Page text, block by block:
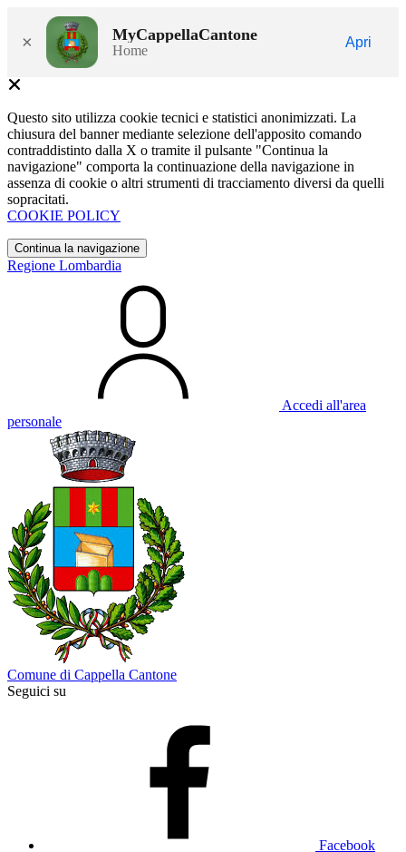
× MyCappellaCantone
Home
Apri
Questo sito utilizza cookie tecnici e statistici anonimizzati. La
chiusura del banner mediante selezione dell'apposito comando
contraddistinto dalla X o tramite il pulsante "Continua la
navigazione" comporta la continuazione della navigazione in
assenza di cookie o altri strumenti di tracciamento diversi da quelli
sopracitati.
COOKIE POLICY
Continua la navigazione
Regione Lombardia
Accedi all'area
personale
Comune di Cappella Cantone
Seguici su
Facebook